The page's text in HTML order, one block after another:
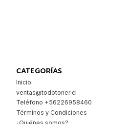
CATEGORÍAS
Inicio
ventas@todotoner.cl
Teléfono +56226958460
Términos y Condiciones